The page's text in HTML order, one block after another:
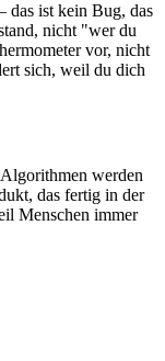
ist kein Bug, das
nicht "wer du
vor, nicht
sich, weil du dich
werden
das fertig in der
Menschen immer